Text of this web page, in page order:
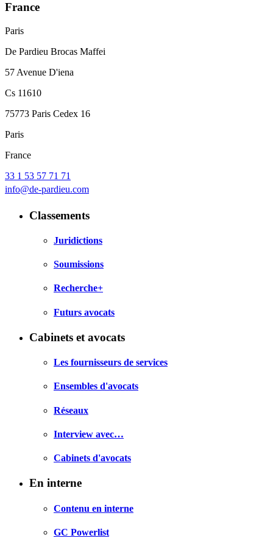
France
Paris
De Pardieu Brocas Maffei
57 Avenue D'iena
Cs 11610
75773 Paris Cedex 16
Paris
France
33 1 53 57 71 71
info@de-pardieu.com
Classements
Juridictions
Soumissions
Recherche+
Futurs avocats
Cabinets et avocats
Les fournisseurs de services
Ensembles d'avocats
Réseaux
Interview avec…
Cabinets d'avocats
En interne
Contenu en interne
GC Powerlist